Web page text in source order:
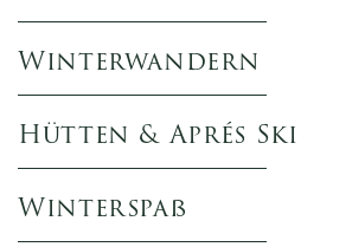
Winterwandern
Hütten & Aprés Ski
Winterspaß